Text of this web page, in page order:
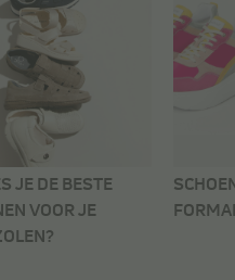
JE DE BESTE
VOOR JE